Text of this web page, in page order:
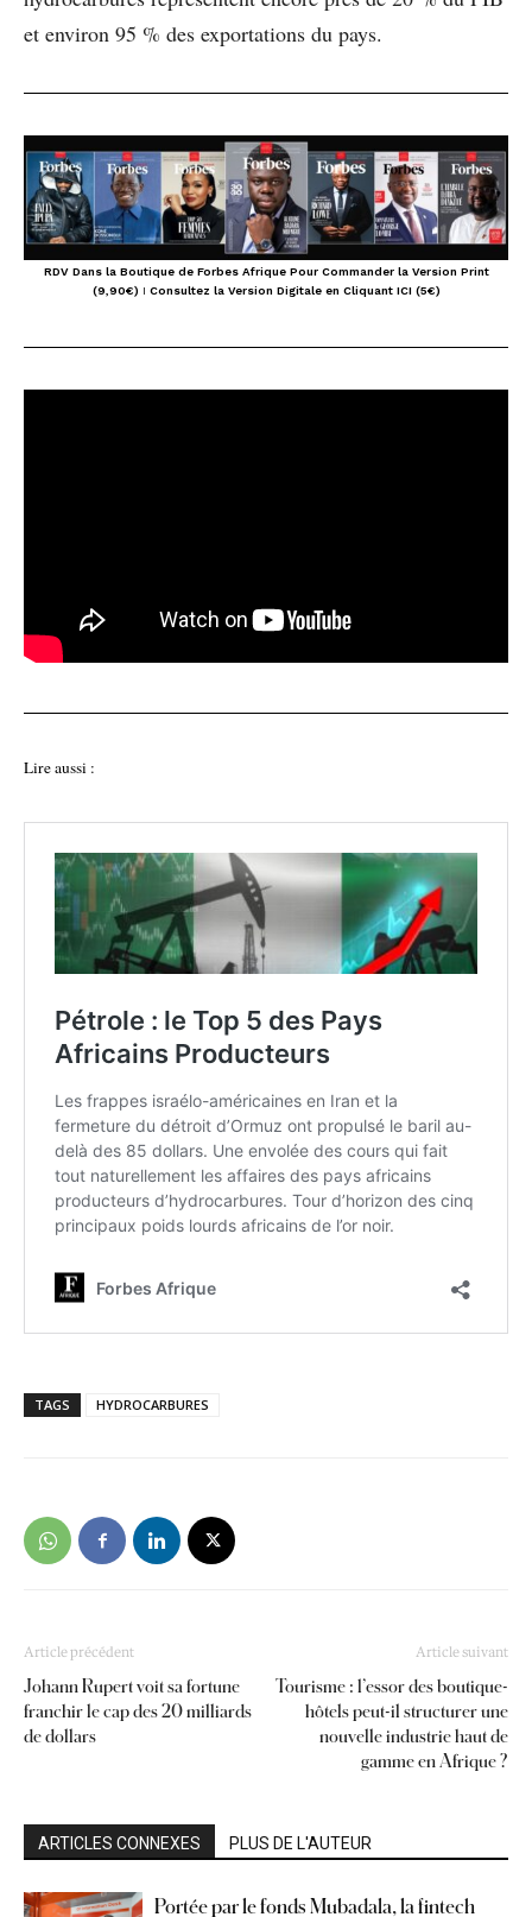
et environ 95 % des exportations du pays.
RDV Dans la Boutique de Forbes Afrique Pour Commander la Version Print
(9,90€) I Consultez la Version Digitale en Cliquant ICI (5€)
Lire aussi :
TAGS HYDROCARBURES
Article précédent
Johann Rupert voit sa fortune
franchir le cap des 20 milliards
de dollars
Article suivant
Tourisme : l’essor des boutique-
hôtels peut-il structurer une
nouvelle industrie haut de
gamme en Afrique ?
ARTICLES CONNEXES PLUS DE L'AUTEUR
Portée par le fonds Mubadala, la fintech